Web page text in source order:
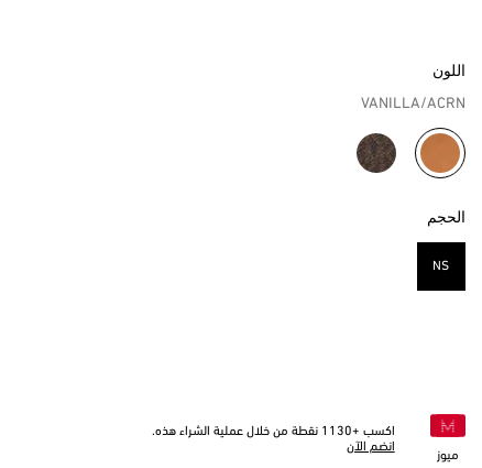
اللون
VANILLA/ACRN
مختار
الحجم
NS
ميوز
اكسب +1130 نقطة من خلال عملية الشراء هذه.
انضم الآن